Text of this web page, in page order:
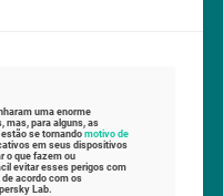
uma enorme
mas, para alguns, as
se tornando motivo de
em seus dispositivos
o que fazem ou
evitar esses perigos com
acordo com os
Lab.